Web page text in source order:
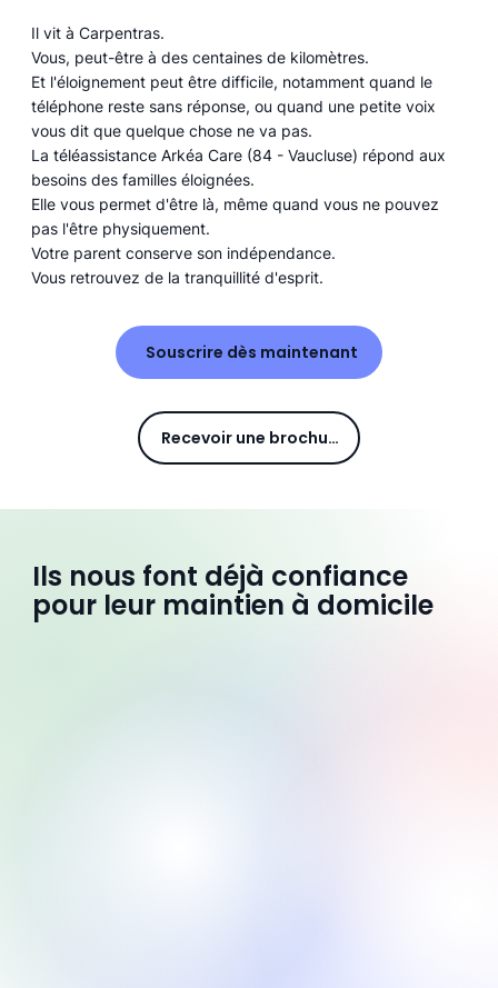
Il vit à Carpentras.
Vous, peut-être à des centaines de kilomètres.
Et l'éloignement peut être difficile, notamment quand le
téléphone reste sans réponse, ou quand une petite voix
vous dit que quelque chose ne va pas.
La téléassistance Arkéa Care (84 - Vaucluse) répond aux
besoins des familles éloignées.
Elle vous permet d'être là, même quand vous ne pouvez
pas l'être physiquement.
Votre parent conserve son indépendance.
Vous retrouvez de la tranquillité d'esprit.
Souscrire dès maintenant
Recevoir une brochure
Ils nous font déjà confiance
pour leur maintien à domicile